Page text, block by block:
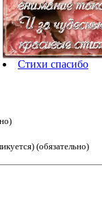
Стихи спасибо
(обязательно)